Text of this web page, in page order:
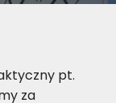
pt.
za